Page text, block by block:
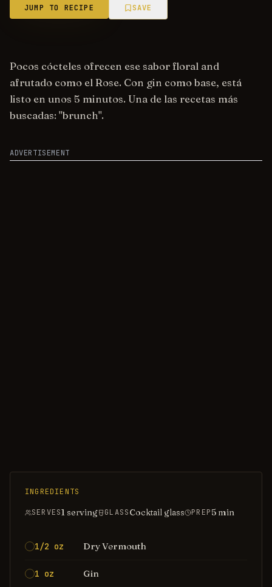
JUMP TO RECIPE SAVE
Pocos cócteles ofrecen ese sabor floral and
afrutado como el Rose. Con gin como base, está
listo en unos 5 minutos. Una de las recetas más
buscadas: "brunch".
ADVERTISEMENT
INGREDIENTS
SERVES1 serving GLASSCocktail glass PREP5 min
1/2 oz Dry Vermouth
1 oz Gin